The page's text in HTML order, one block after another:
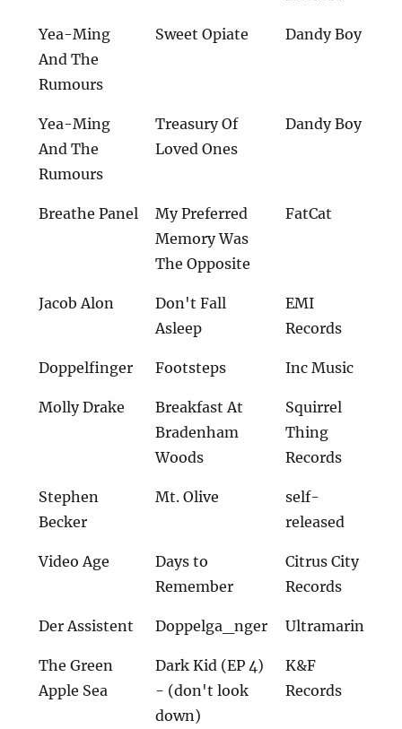
Yea-Ming
And The
Rumours
Sweet Opiate Dandy Boy
Yea-Ming
And The
Rumours
Treasury Of
Loved Ones
Dandy Boy
Breathe Panel
My Preferred
Memory Was
The Opposite
FatCat
Jacob Alon
Don't Fall
Asleep
EMI
Records
Doppelfinger Footsteps Inc Music
Molly Drake
Breakfast At
Bradenham
Woods
Squirrel
Thing
Records
Stephen
Becker
Mt. Olive
self-
released
Video Age
Days to
Remember
Citrus City
Records
Der Assistent Doppelga_nger Ultramarin
The Green
Apple Sea
Dark Kid (EP 4)
- (don't look
down)
K&F
Records